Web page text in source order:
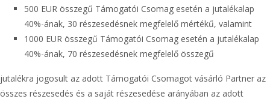
500 EUR összegű Támogatói Csomag esetén a jutalékalap
40%-ának, 30 részesedésnek megfelelő mértékű, valamint
1000 EUR összegű Támogatói Csomag esetén a jutalékalap
40%-ának, 70 részesedésnek megfelelő összegű
jutalékra jogosult az adott Támogatói Csomagot vásárló Partner az
összes részesedés és a saját részesedése arányában az adott